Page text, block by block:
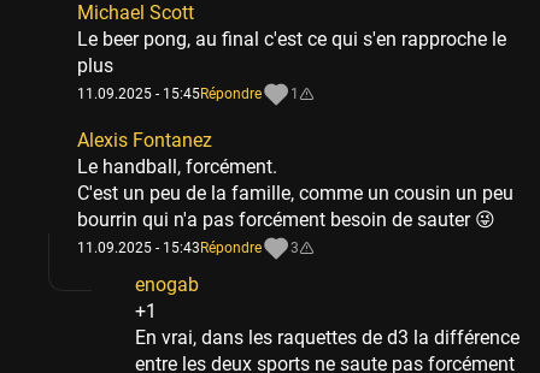
Michael Scott
Le beer pong, au final c'est ce qui s'en rapproche le
plus
11.09.2025 - 15:45Répondre 1
Alexis Fontanez
Le handball, forcément.
C'est un peu de la famille, comme un cousin un peu
bourrin qui n'a pas forcément besoin de sauter 😜
11.09.2025 - 15:43 Répondre 3
enogab
+1
En vrai, dans les raquettes de d3 la différence
entre les deux sports ne saute pas forcément